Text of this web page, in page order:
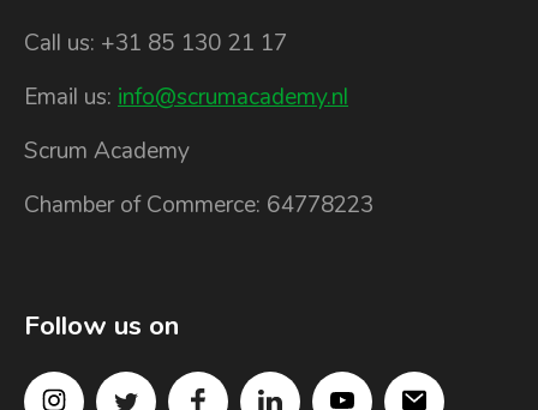
Call us: +31 85 130 21 17
Email us: info@scrumacademy.nl
Scrum Academy
Chamber of Commerce: 64778223
Follow us on